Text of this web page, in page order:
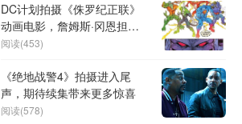
DC计划拍摄《侏罗纪正联》
动画电影，詹姆斯·冈恩担任
制片人
阅读(453)
《绝地战警4》拍摄进入尾
声，期待续集带来更多惊喜
阅读(578)